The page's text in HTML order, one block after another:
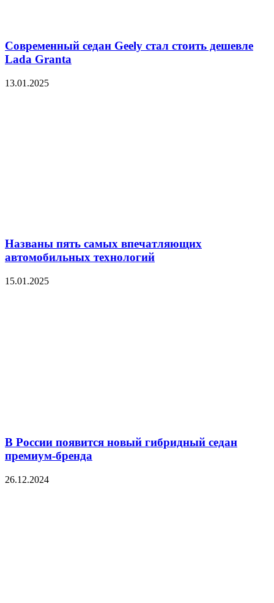
Современный седан Geely стал стоить дешевле
Lada Granta
13.01.2025
Названы пять самых впечатляющих
автомобильных технологий
15.01.2025
В России появится новый гибридный седан
премиум-бренда
26.12.2024